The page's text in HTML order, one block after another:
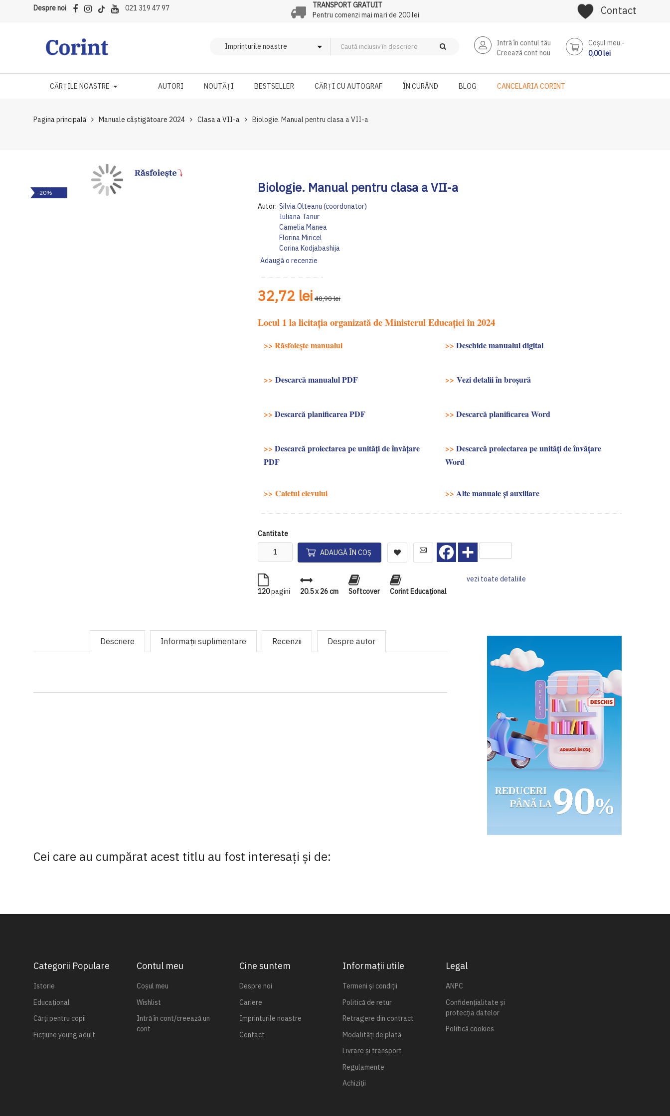
Despre noi 021 319 47 97
TRANSPORT GRATUIT
Pentru comenzi mai mari de 200 lei
Contact
Intră în contul tău
Creează cont nou
Coşul meu
0,00 lei
CĂRȚILE NOASTRE AUTORI NOUTĂȚI BESTSELLER CĂRȚI CU AUTOGRAF ÎN CURÂND BLOG CANCELARIA CORINT
Pagina principală Manuale câştigătoare 2024 Clasa a VII-a Biologie. Manual pentru clasa a VII-a
Biologie. Manual pentru clasa a VII-a
Autor: Silvia Olteanu (coordonator)
Iuliana Tanur
Camelia Manea
Florina Miricel
Corina Kodjabashija
Adaugă o recenzie
32,72 lei 40,90 lei
Locul 1 la licitația organizată de Ministerul Educației în 2024
>> Răsfoiește manualul >> Deschide manualul digital
>> Descarcă manualul PDF >> Vezi detalii în broşură
>> Descarcă planificarea PDF >> Descarcă planificarea Word
>> Descarcă proiectarea pe unități de învățare
PDF
>> Descarcă proiectarea pe unități de învățare
Word
>> Caietul elevului >> Alte manuale și auxiliare
Cantitate
ADAUGĂ ÎN COȘ
Facebook
120pagini 20.5 x 26 cm Softcover Corint Educaţional
vezi toate detaliile
to-20%
Descriere Informaţii suplimentare Recenzii Despre autor
Cei care au cumpărat acest titlu au fost interesaţi şi de:
Categorii Populare
Istorie
Educațional
Cărți pentru copii
Ficțiune young adult
Contul meu
Coșul meu
Wishlist
Intră în cont/creează un
cont
Cine suntem
Despre noi
Cariere
Imprinturile noastre
Contact
Informații utile
Termeni și condiții
Politică de retur
Retragere din contract
Modalități de plată
Livrare și transport
Regulamente
Achiziții
Legal
ANPC
Confidențialitate și
protecția datelor
Politică cookies